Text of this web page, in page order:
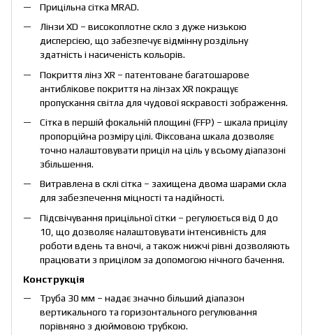
Прицільна сітка MRAD.
Лінзи XD – високоплотне скло з дуже низькою
дисперсією, що забезпечує відмінну роздільну
здатність і насиченість кольорів.
Покриття лінз XR – патентоване багатошарове
антиблікове покриття на лінзах XR покращує
пропускання світла для чудової яскравості зображення.
Сітка в першій фокальній площині (FFP) – шкала прицілу
пропорційна розміру цілі. Фіксована шкала дозволяє
точно налаштовувати приціл на ціль у всьому діапазоні
збільшення.
Витравлена в склі сітка – захищена двома шарами скла
для забезпечення міцності та надійності.
Підсвічування прицільної сітки – регулюється від 0 до
10, що дозволяє налаштовувати інтенсивність для
роботи вдень та вночі, а також нижчі рівні дозволяють
працювати з прицілом за допомогою нічного бачення.
Конструкція
Труба 30 мм – надає значно більший діапазон
вертикального та горизонтального регулювання
порівняно з дюймовою трубкою.